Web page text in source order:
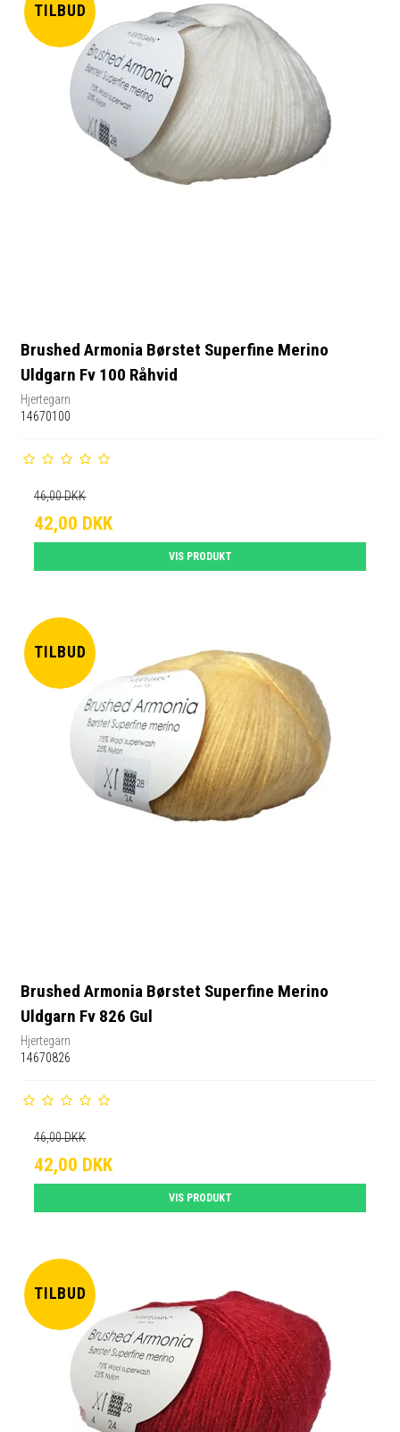
TILBUD
Brushed Armonia Børstet Superfine Merino
Uldgarn Fv 100 Råhvid
Hjertegarn
14670100
46,00 DKK
42,00 DKK
VIS PRODUKT
TILBUD
Brushed Armonia Børstet Superfine Merino
Uldgarn Fv 826 Gul
Hjertegarn
14670826
46,00 DKK
42,00 DKK
VIS PRODUKT
TILBUD